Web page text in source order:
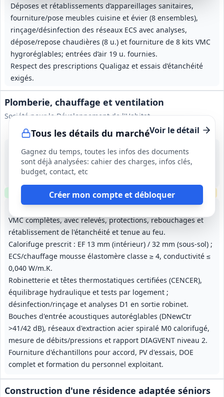
Déposes et rétablissements d’appareillages sanitaires,
fourniture/pose meubles cuisine et évier (8 ensembles),
rinçage/désinfection des réseaux ECS avec analyses,
dépose/repose chaudières (8 u.) et fourniture de 8 kits VMC
hygroréglables; entrées d’air 19 u. fournies.
Respect des prescriptions Qualigaz et essais d’étanchéité
exigés.
Tous les détails du marché
Gagnez du temps, toutes les infos des documents
sont déjà analysées: cahier des charges, infos clés,
budget, contact, etc
Créer mon compte et débloquer
Plomberie, chauffage et ventilation
Société pour le Développement de l'Habitat
Voir le détail
Fourniture et pose d'installations plomberie, chauffage et
VMC complètes, avec relevés, protections, rebouchages et
rétablissement de l'étanchéité et tenue au feu.
Calorifuge prescrit : EF 13 mm (intérieur) / 32 mm (sous‑sol) ;
ECS/chauffage mousse élastomère classe ≥ 4, conductivité ≤
0,040 W/m.K.
Robinetterie et têtes thermostatiques certifiées (CENCER),
équilibrage hydraulique et tests par logement ;
désinfection/rinçage et analyses D1 en sortie robinet.
Bouches d'entrée acoustiques autoréglables (DNewCtr
>41/42 dB), réseaux d'extraction acier spiralé M0 calorifugé,
mesure de débits/pressions et rapport DIAGVENT niveau 2.
Fourniture d'échantillons pour accord, PV d'essais, DOE
complet et formation du personnel exploitant.
16 sept. 2026
Lyon (69)
7 mois (tranche ferme)
Clause environnementale Visiterequise Échantillons
Construction d'une résidence adaptée séniors